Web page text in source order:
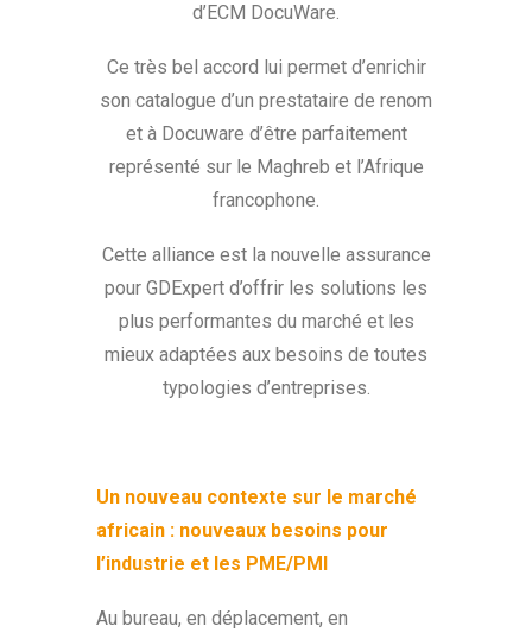
d’ECM DocuWare.
Ce très bel accord lui permet d’enrichir
son catalogue d’un prestataire de renom
et à Docuware d’être parfaitement
représenté sur le Maghreb et l’Afrique
francophone.
Cette alliance est la nouvelle assurance
pour GDExpert d’offrir les solutions les
plus performantes du marché et les
mieux adaptées aux besoins de toutes
typologies d’entreprises.
Un nouveau contexte sur le marché
africain : nouveaux besoins pour
l’industrie et les PME/PMI
Au bureau, en déplacement, en